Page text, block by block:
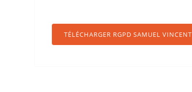
TÉLÉCHARGER RGPD SAMUEL VINCENT